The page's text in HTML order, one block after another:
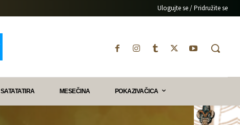
Ulogujte se / Pridružite se
SATATATIRA MESEČINA POKAZIVAČICA